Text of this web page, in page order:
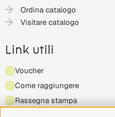
Ordina catalogo
Visitare catalogo
Link utili
Voucher
Come raggiungere
Rassegna stampa